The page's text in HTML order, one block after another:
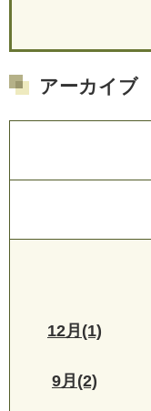
アーカイブ
12月(1)
9月(2)